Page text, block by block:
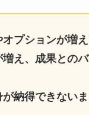
オプションが増え
増え、成果との
が納得できない